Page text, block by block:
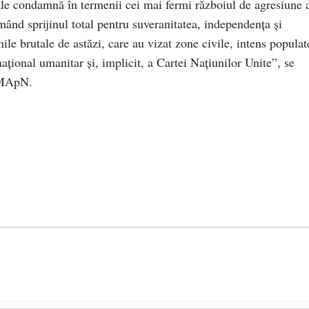
condamnă în termenii cei mai fermi războiul de agresiune
sprijinul total pentru suveranitatea, independența și
brutale de astăzi, care au vizat zone civile, intens
umanitar și, implicit, a Cartei Națiunilor Unite”, se